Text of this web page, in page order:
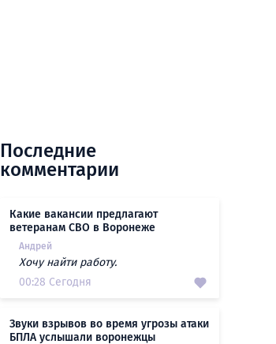
Последние
комментарии
Какие вакансии предлагают
ветеранам СВО в Воронеже
Андрей
Хочу найти работу.
00:28 Сегодня
Звуки взрывов во время угрозы атаки
БПЛА услышали воронежцы